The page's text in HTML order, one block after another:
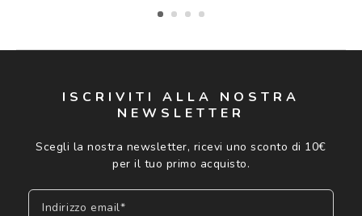
ISCRIVITI ALLA NOSTRA
NEWSLETTER
Scegli la nostra newsletter, ricevi uno sconto di 10€
per il tuo primo acquisto.
Indirizzo email*